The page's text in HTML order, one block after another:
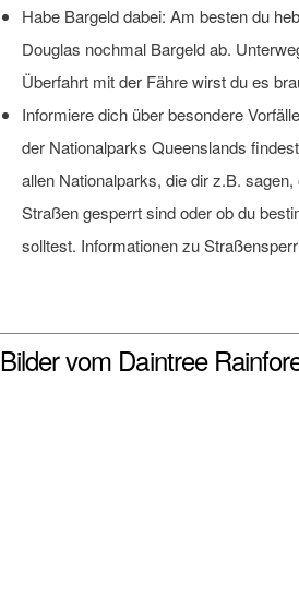
Habe Bargeld dabei: Am besten du
Douglas nochmal Bargeld ab.
Überfahrt mit der Fähre wirst du es
Informiere dich über besondere
der Nationalparks Queenslands
allen Nationalparks, die dir z.B.
Straßen gesperrt sind oder ob du
solltest. Informationen zu
Bilder vom Daintree